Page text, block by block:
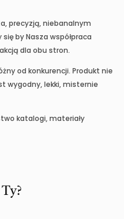
precyzją, niebanalnym
by Nasza współpraca
dla obu stron.
od konkurencji. Produkt nie
wygodny, lekki, misternie
katalogi, materiały